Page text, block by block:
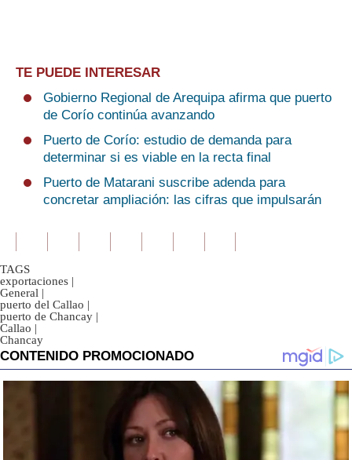
TE PUEDE INTERESAR
Gobierno Regional de Arequipa afirma que puerto
de Corío continúa avanzando
Puerto de Corío: estudio de demanda para
determinar si es viable en la recta final
Puerto de Matarani suscribe adenda para
concretar ampliación: las cifras que impulsarán
TAGS
exportaciones |
General |
puerto del Callao |
puerto de Chancay |
Callao |
Chancay